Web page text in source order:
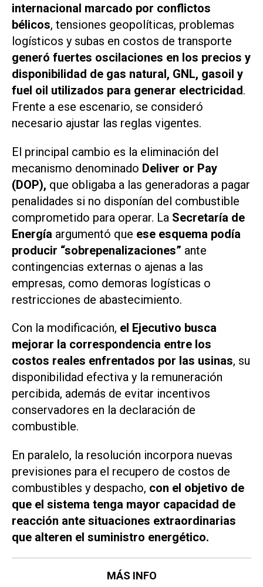
internacional marcado por conflictos
bélicos, tensiones geopolíticas, problemas
logísticos y subas en costos de transporte
generó fuertes oscilaciones en los precios y
disponibilidad de gas natural, GNL, gasoil y
fuel oil utilizados para generar electricidad.
Frente a ese escenario, se consideró
necesario ajustar las reglas vigentes.
El principal cambio es la eliminación del
mecanismo denominado Deliver or Pay
(DOP), que obligaba a las generadoras a pagar
penalidades si no disponían del combustible
comprometido para operar. La Secretaría de
Energía argumentó que ese esquema podía
producir “sobrepenalizaciones” ante
contingencias externas o ajenas a las
empresas, como demoras logísticas o
restricciones de abastecimiento.
Con la modificación, el Ejecutivo busca
mejorar la correspondencia entre los
costos reales enfrentados por las usinas, su
disponibilidad efectiva y la remuneración
percibida, además de evitar incentivos
conservadores en la declaración de
combustible.
En paralelo, la resolución incorpora nuevas
previsiones para el recupero de costos de
combustibles y despacho, con el objetivo de
que el sistema tenga mayor capacidad de
reacción ante situaciones extraordinarias
que alteren el suministro energético.
MÁS INFO